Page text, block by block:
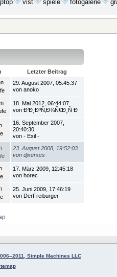
vist spiele fotogalerie
Letzter Beitrag
29. August 2007, 05:45:37
von anoko
18. Mai 2012, 06:44:07
von Ð’Ð¸ÐºÑ‚Ð¾Ñ€Ð¸Ñ Ð
16. September 2007,
20:40:30
von - Exil -
23. August 2008, 19:52:03
von djxerxes
17. März 2009, 12:45:18
von horec
25. Juni 2009, 17:46:19
von DerFreiburger
Simple Machines LLC